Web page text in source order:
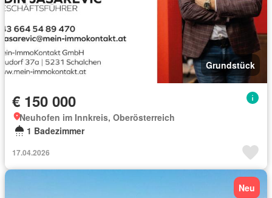
Grundstück
€ 150 000
Neuhofen im Innkreis, Oberösterreich
1 Badezimmer
17.04.2026
Neu